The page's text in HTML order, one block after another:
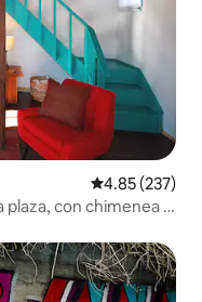
Calificación
4.85 (237)
plaza, con chimenea y